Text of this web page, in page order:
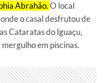
Abrahão.O local
o casal desfrutou de
Cataratas do Iguaçu,
em piscinas.